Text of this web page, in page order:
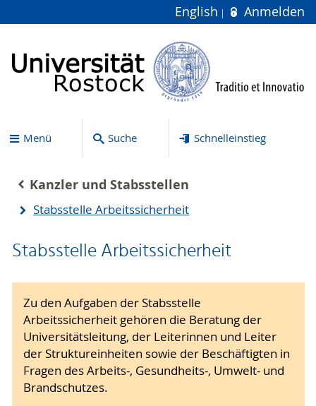
English Anmelden
Menü Suche Schnelleinstieg
Kanzler und Stabsstellen
Stabsstelle Arbeitssicherheit
Stabsstelle Arbeitssicherheit
Zu den Aufgaben der Stabsstelle
Arbeitssicherheit gehören die Beratung der
Universitätsleitung, der Leiterinnen und Leiter
der Struktureinheiten sowie der Beschäftigten in
Fragen des Arbeits-, Gesundheits-, Umwelt- und
Brandschutzes.